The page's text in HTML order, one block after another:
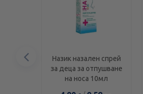
Назик назален спрей
за деца за отпушване
на носа 10мл
Предишен
елемент